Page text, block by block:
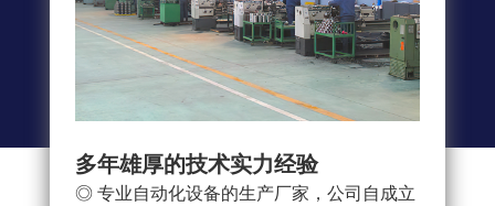
多年雄厚的技术实力经验
◎ 专业自动化设备的生产厂家，公司自成立